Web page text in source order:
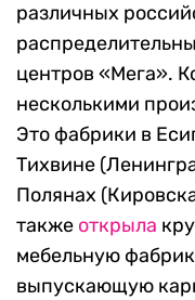
различных
центров «Мега».
несколькими
Это фабрики в
Тихвине
Полянах
также открыла
мебельную
выпускающую